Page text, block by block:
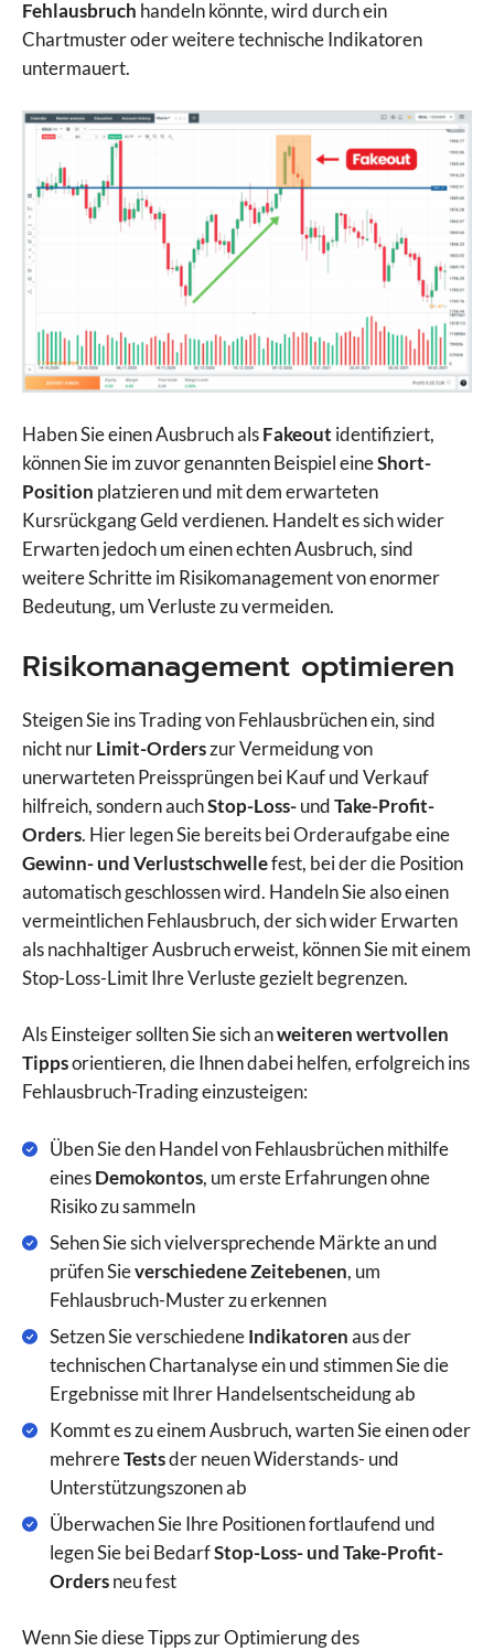
Fehlausbruch handeln könnte, wird durch ein
Chartmuster oder weitere technische Indikatoren
untermauert.
Haben Sie einen Ausbruch alsFakeout identifiziert,
können Sie im zuvor genannten Beispiel eineShort-
Position platzieren und mit dem erwarteten
Kursrückgang Geld verdienen. Handelt es sich wider
Erwarten jedoch um einen echten Ausbruch, sind
weitere Schritte im Risikomanagement von enormer
Bedeutung, um Verluste zu vermeiden.
Risikomanagement optimieren
Steigen Sie ins Trading von Fehlausbrüchen ein, sind
nicht nurLimit-Orderszur Vermeidung von
unerwarteten Preissprüngen bei Kauf und Verkauf
hilfreich, sondern auchStop-Loss-undTake-Profit-
Orders. Hier legen Sie bereits bei Orderaufgabe eine
Gewinn- und Verlustschwellefest, bei der die Position
automatisch geschlossen wird. Handeln Sie also einen
vermeintlichen Fehlausbruch, der sich wider Erwarten
als nachhaltiger Ausbruch erweist, können Sie mit einem
Stop-Loss-Limit Ihre Verluste gezielt begrenzen.
Als Einsteiger sollten Sie sich anweiteren wertvollen
Tippsorientieren, die Ihnen dabei helfen, erfolgreich ins
Fehlausbruch-Trading einzusteigen:
Üben Sie den Handel von Fehlausbrüchen mithilfe
einesDemokontos, um erste Erfahrungen ohne
Risiko zu sammeln
Sehen Sie sich vielversprechende Märkte an und
prüfen Sieverschiedene Zeitebenen, um
Fehlausbruch-Muster zu erkennen
Setzen Sie verschiedeneIndikatorenaus der
technischen Chartanalyse ein und stimmen Sie die
Ergebnisse mit Ihrer Handelsentscheidung ab
Kommt es zu einem Ausbruch, warten Sie einen oder
mehrereTestsder neuen Widerstands- und
Unterstützungszonen ab
Überwachen Sie Ihre Positionen fortlaufend und
legen Sie bei BedarfStop-Loss- und Take-Profit-
Ordersneu fest
Wenn Sie diese Tipps zur Optimierung des